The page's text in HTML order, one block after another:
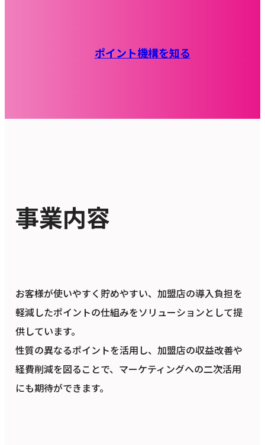
ポイント機構を知る
事業内容
お客様が使いやすく貯めやすい、加盟店の導入負担を
軽減したポイントの仕組みをソリューションとして提
供しています。
性質の異なるポイントを活用し、加盟店の収益改善や
経費削減を図ることで、マーケティングへの二次活用
にも期待ができます。